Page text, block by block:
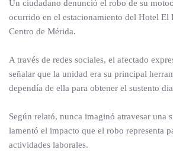
Un ciudadano denunció el robo de su
ocurrido en el estacionamiento del Hotel El
Centro de Mérida.
A través de redes sociales, el afectado
señalar que la unidad era su principal
dependía de ella para obtener el sustento
Según relató, nunca imaginó atravesar una
lamentó el impacto que el robo representa
actividades laborales.